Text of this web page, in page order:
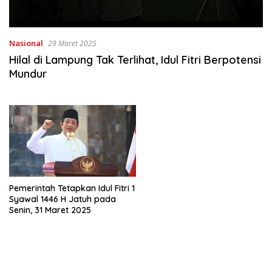
Nasional 29 Maret 2025
Hilal di Lampung Tak Terlihat, Idul Fitri Berpotensi
Mundur
Pemerintah Tetapkan Idul Fitri 1
Syawal 1446 H Jatuh pada
Senin, 31 Maret 2025